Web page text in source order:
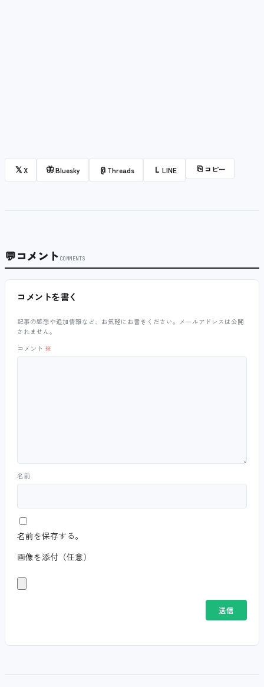
𝕏X 🦋Bluesky @ Threads L LINE ⎘ コピー
💬コメント COMMENTS
コメントを書く
記事の感想や追加情報など、お気軽にお書きください。メールアドレスは公開
されません。
コメント ※
名前
名前を保存する。
画像を添付（任意）